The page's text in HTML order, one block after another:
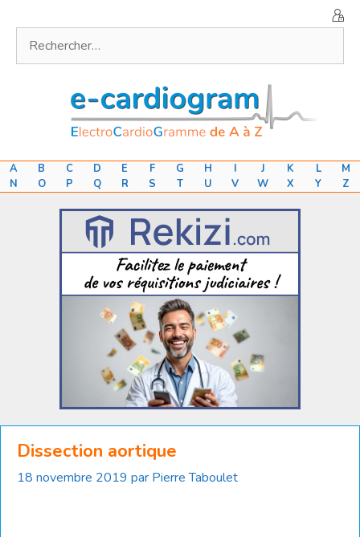
contenu
A B C D E F G H I J K L
M
N
O P Q R S T U V W X Y Z
Dissection aortique
18 novembre 2019 par Pierre Taboulet